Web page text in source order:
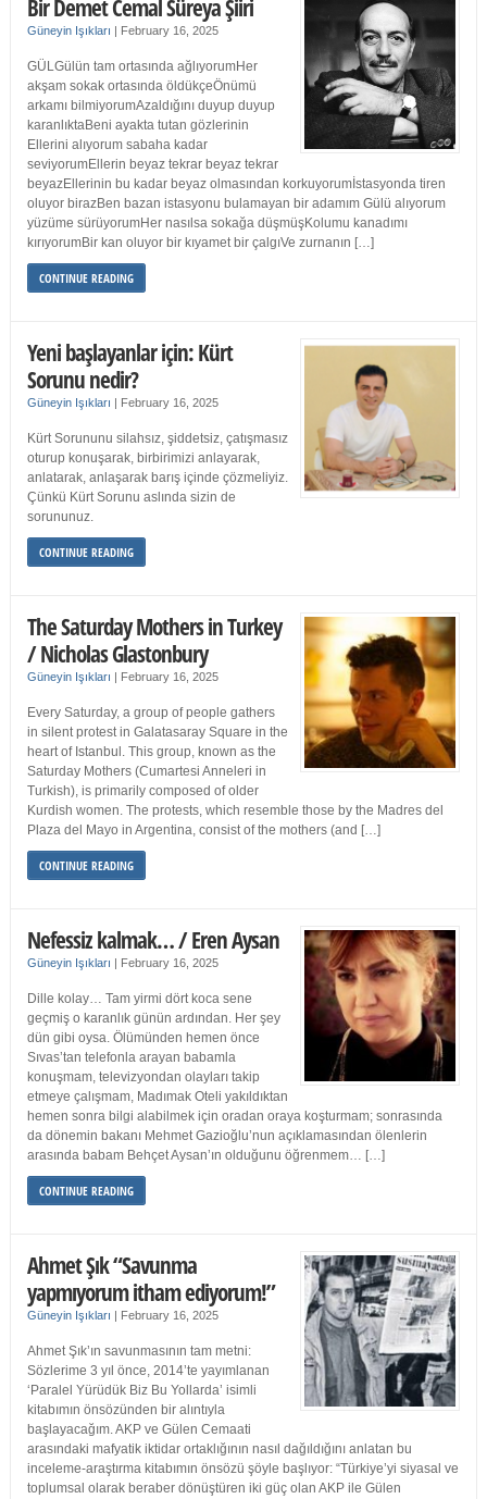
Bir Demet Cemal Süreya Şiiri
Güneyin Işıkları | February 16, 2025
GÜLGülün tam ortasında ağlıyorumHer
akşam sokak ortasında öldükçeÖnümü
arkamı bilmiyorumAzaldığını duyup duyup
karanlıktaBeni ayakta tutan gözlerinin
Ellerini alıyorum sabaha kadar
seviyorumEllerin beyaz tekrar beyaz tekrar
beyazEllerinin bu kadar beyaz olmasından korkuyorumİstasyonda tiren
oluyor birazBen bazan istasyonu bulamayan bir adamım Gülü alıyorum
yüzüme sürüyorumHer nasılsa sokağa düşmüşKolumu kanadımı
kırıyorumBir kan oluyor bir kıyamet bir çalgıVe zurnanın […]
CONTINUE READING
Yeni başlayanlar için: Kürt
Sorunu nedir?
Güneyin Işıkları | February 16, 2025
Kürt Sorununu silahsız, şiddetsiz, çatışmasız
oturup konuşarak, birbirimizi anlayarak,
anlatarak, anlaşarak barış içinde çözmeliyiz.
Çünkü Kürt Sorunu aslında sizin de
sorununuz.
CONTINUE READING
The Saturday Mothers in Turkey
/ Nicholas Glastonbury
Güneyin Işıkları | February 16, 2025
Every Saturday, a group of people gathers
in silent protest in Galatasaray Square in the
heart of Istanbul. This group, known as the
Saturday Mothers (Cumartesi Anneleri in
Turkish), is primarily composed of older
Kurdish women. The protests, which resemble those by the Madres del
Plaza del Mayo in Argentina, consist of the mothers (and […]
CONTINUE READING
Nefessiz kalmak… / Eren Aysan
Güneyin Işıkları | February 16, 2025
Dille kolay… Tam yirmi dört koca sene
geçmiş o karanlık günün ardından. Her şey
dün gibi oysa. Ölümünden hemen önce
Sıvas’tan telefonla arayan babamla
konuşmam, televizyondan olayları takip
etmeye çalışmam, Madımak Oteli yakıldıktan
hemen sonra bilgi alabilmek için oradan oraya koşturmam; sonrasında
da dönemin bakanı Mehmet Gazioğlu’nun açıklamasından ölenlerin
arasında babam Behçet Aysan’ın olduğunu öğrenmem… […]
CONTINUE READING
Ahmet Şık “Savunma
yapmıyorum itham ediyorum!”
Güneyin Işıkları | February 16, 2025
Ahmet Şık’ın savunmasının tam metni:
Sözlerime 3 yıl önce, 2014’te yayımlanan
‘Paralel Yürüdük Biz Bu Yollarda’ isimli
kitabımın önsözünden bir alıntıyla
başlayacağım. AKP ve Gülen Cemaati
arasındaki mafyatik iktidar ortaklığının nasıl dağıldığını anlatan bu
inceleme-araştırma kitabımın önsözü şöyle başlıyor: “Türkiye’yi siyasal ve
toplumsal olarak beraber dönüştüren iki güç olan AKP ile Gülen